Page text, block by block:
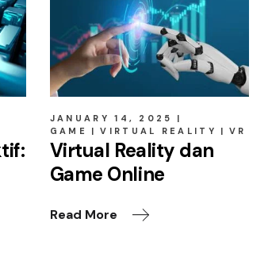
JANUARY 14, 2025
GAME
VIRTUAL REALITY VR
Virtual Reality dan
Game Online
Read More